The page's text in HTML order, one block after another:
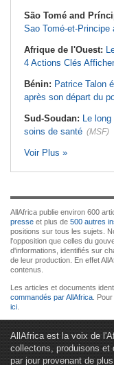
São Tomé and
Sao Tomé-et-Principe
Afrique de l'Ouest:
4 Actions Clés
Bénin: Patrice Talon
après son départ du
Sud-Soudan: Le
soins de santé (MSF)
Voir Plus »
AllAfrica publie environ 600
presse et plus de 500 autres
positions sur tous les sujets.
l'opposition que celles du
d'informations, identifiés sur
de leur production. En effet
contenus.
Les articles et documents
commandés par AllAfrica .
ici
AllAfrica est la voix de
collectons, produisons et
par jour provenant de